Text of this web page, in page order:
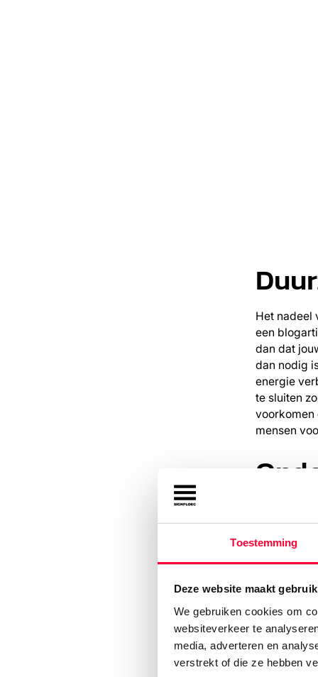
Toestemming
Deze website maakt
We gebruiken cookies om
websiteverkeer te
media, adverteren en
verstrekt of die ze hebben
Het nadeel
een
dan dat
dan nodig
energie
te sluiten
voorkomen
mensen
dan nodig
verlichting
graag!